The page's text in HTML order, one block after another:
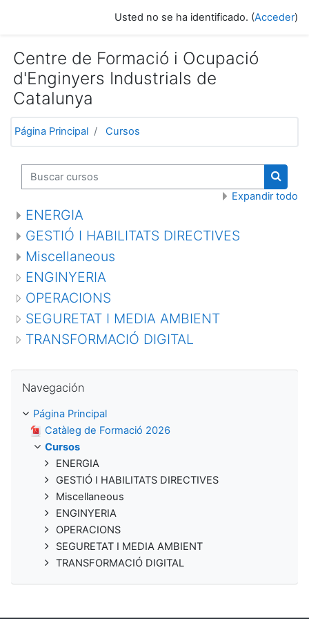
Usted no se ha identificado. (Acceder)
Centre de Formació i Ocupació
d'Enginyers Industrials de
Catalunya
Página Principal Cursos
Buscar cursos
Expandir todo
ENERGIA
GESTIÓ I HABILITATS DIRECTIVES
Miscellaneous
ENGINYERIA
OPERACIONS
SEGURETAT I MEDIA AMBIENT
TRANSFORMACIÓ DIGITAL
Navegación
Página Principal
Catàleg de Formació 2026
Cursos
ENERGIA
GESTIÓ I HABILITATS DIRECTIVES
Miscellaneous
ENGINYERIA
OPERACIONS
SEGURETAT I MEDIA AMBIENT
TRANSFORMACIÓ DIGITAL